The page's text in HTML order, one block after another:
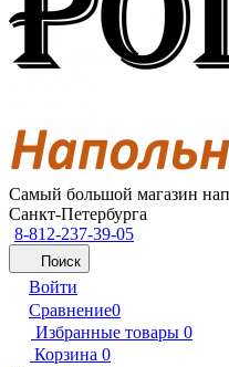
Самый большой магазин
Санкт-Петербурга
8-812-237-39-05
Поиск
Войти
Сравнение0
Избранные товары 0
Корзина 0